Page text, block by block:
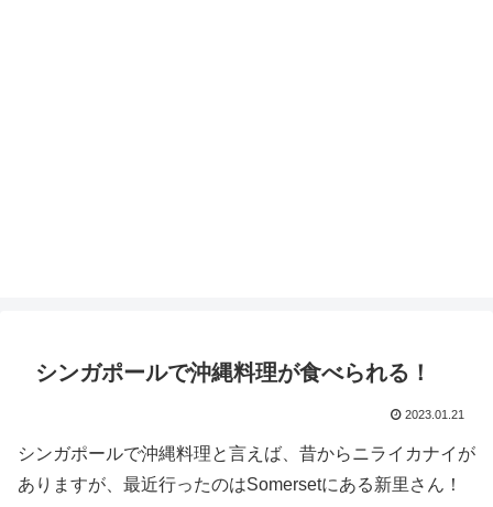
シンガポールで沖縄料理が食べられる！
2023.01.21
シンガポールで沖縄料理と言えば、昔からニライカナイが
ありますが、最近行ったのはSomersetにある新里さん！